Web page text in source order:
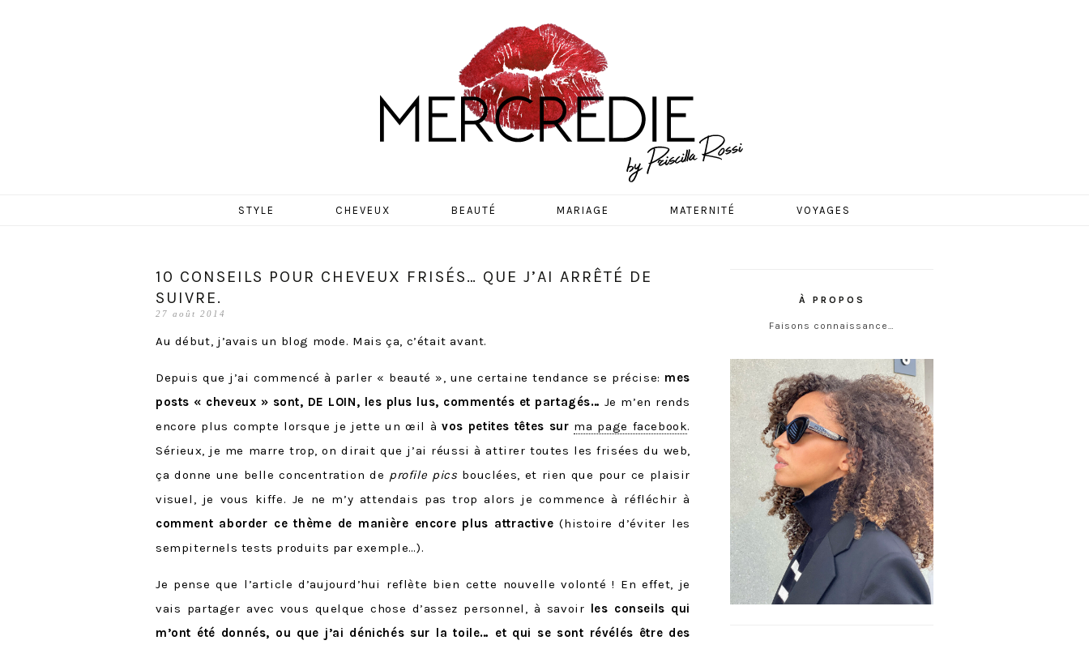
MERCREDIE
STYLE CHEVEUX BEAUTÉ MARIAGE MATERNITÉ VOYAGES
10 CONSEILS POUR CHEVEUX FRISÉS… QUE J’AI ARRÊTÉ DE
SUIVRE.
27 août 2014
Au début, j’avais un blog mode. Mais ça, c’était avant.
Depuis que j’ai commencé à parler « beauté », une certaine tendance se précise: mes
posts « cheveux » sont, DE LOIN, les plus lus, commentés et partagés… Je m’en rends
encore plus compte lorsque je jette un œil àvos petites têtes sur ma page facebook.
Sérieux, je me marre trop, on dirait que j’ai réussi à attirer toutes les frisées du web,
ça donne une belle concentration de profile pics bouclées, et rien que pour ce plaisir
visuel, je vous kiffe. Je ne m’y attendais pas trop alors je commence à réfléchir à
comment aborder ce thème de manière encore plus attractive (histoire d’éviter les
sempiternels tests produits par exemple…).
Je pense que l’article d’aujourd’hui reflète bien cette nouvelle volonté ! En effet, je
vais partager avec vous quelque chose d’assez personnel, à savoir les conseils qui
m’ont été donnés, ou que j’ai dénichés sur la toile… et qui se sont révélés être des
À PROPOS
Faisons connaissance…